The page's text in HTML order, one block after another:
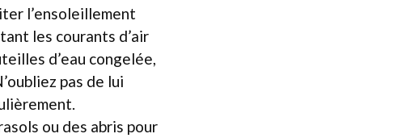
l’ensoleillement
les courants d’air
d’eau congelée,
pas de lui
ou des abris pour